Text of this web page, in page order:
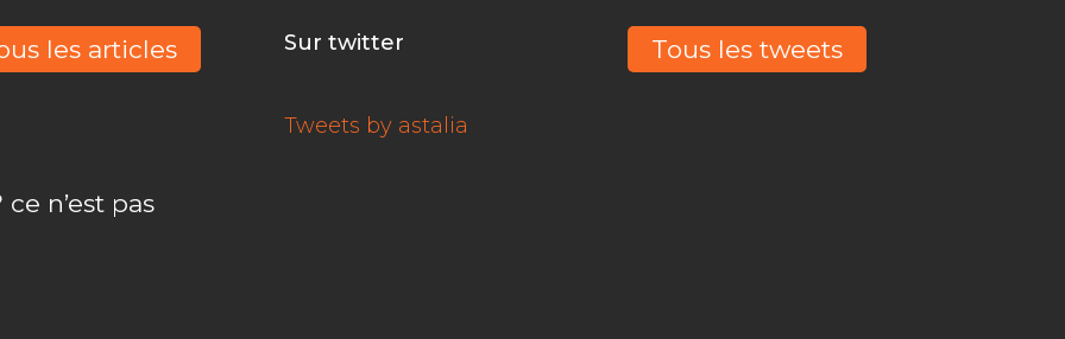
les articles
n’est pas
Sur twitter Tous les tweets
Tweets by astalia